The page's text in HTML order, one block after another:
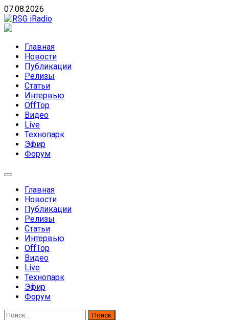
Skip
to
content
07.08.2026
направлений без возрастных ограничений
Главная
Новости
Публикации
Релизы
Статьи
Интервью
OffTop
Видео
Live
Технопарк
Эфир
Форум
Главная
Новости
Публикации
Релизы
Статьи
Интервью
OffTop
Видео
Live
Технопарк
Эфир
Форум
Найти: